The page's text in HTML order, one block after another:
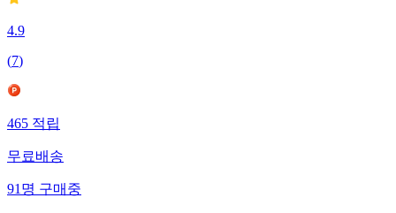
4.9
(7)
465 적립
무료배송
91 명 구매중